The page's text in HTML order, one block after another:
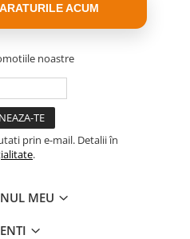
ACUM
noastre
prin e-mail. Detalii în
.
MEU